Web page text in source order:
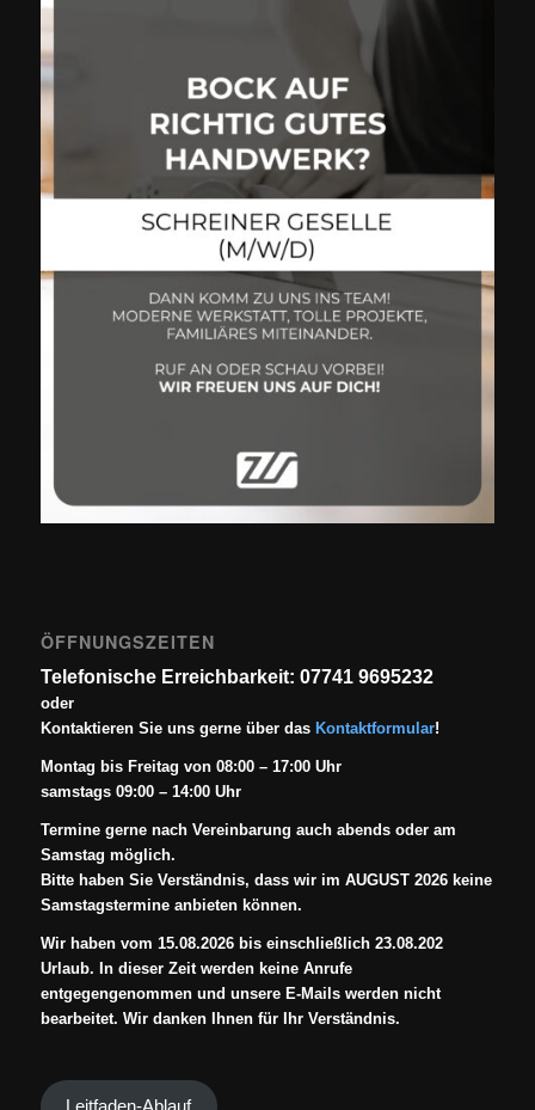
ÖFFNUNGSZEITEN
Telefonische Erreichbarkeit: 07741 9695232
oder
Kontaktieren Sie uns gerne über das Kontaktformular!
Montag bis Freitag von 08:00 – 17:00 Uhr
samstags 09:00 – 14:00 Uhr
Termine gerne nach Vereinbarung auch abends oder am
Samstag möglich.
Bitte haben Sie Verständnis, dass wir im AUGUST 2026 keine
Samstagstermine anbieten können.
Wir haben vom 15.08.2026 bis einschließlich 23.08.202
Urlaub. In dieser Zeit werden keine Anrufe
entgegengenommen und unsere E-Mails werden nicht
bearbeitet. Wir danken Ihnen für Ihr Verständnis.